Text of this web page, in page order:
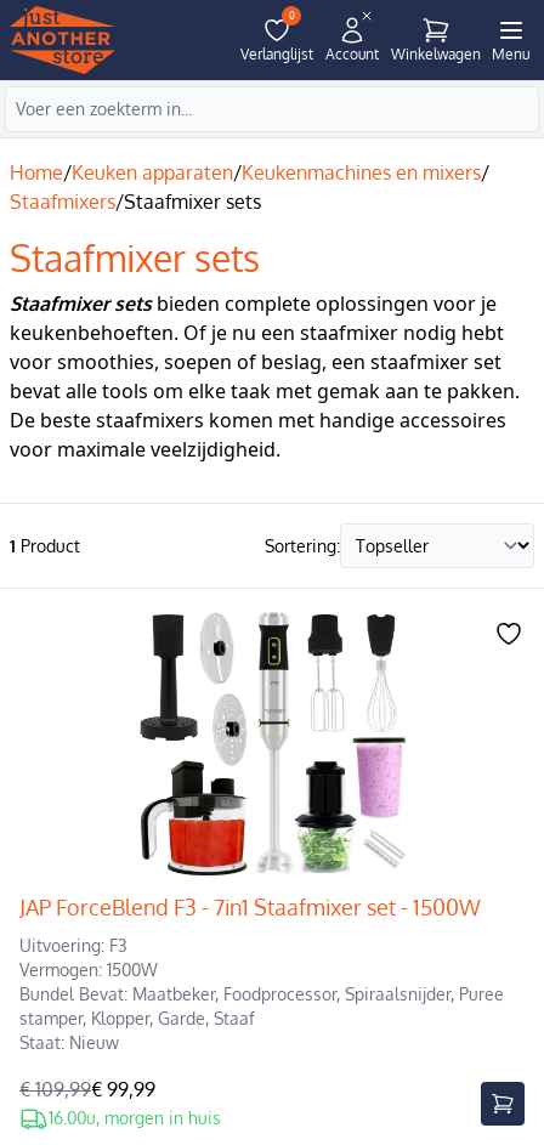
0
Verlanglijst Account Winkelwagen Menu
Home/Keuken apparaten/Keukenmachines en mixers/
Staafmixers/Staafmixer sets
Staafmixer sets
Staafmixer setsbieden complete oplossingen voor je
keukenbehoeften. Of je nu een staafmixer nodig hebt
voor smoothies, soepen of beslag, een staafmixer set
bevat alle tools om elke taak met gemak aan te pakken.
De beste staafmixers komen met handige accessoires
voor maximale veelzijdigheid.
1 Product Sortering:
JAP ForceBlend F3 - 7in1 Staafmixer set - 1500W
Uitvoering: F3
Vermogen: 1500W
Bundel Bevat: Maatbeker, Foodprocessor, Spiraalsnijder, Puree
stamper, Klopper, Garde, Staaf
Staat: Nieuw
€ 109,99€ 99,99
16.00u, morgen in huis